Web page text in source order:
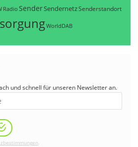
Radio SenderSendernetzSenderstandort
WorldDAB
und schnell für unseren Newsletter an.
.